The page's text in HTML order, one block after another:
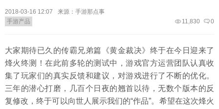
2018-03-16 12:07
来源：手游那点事
手游产品
0
11,830
大家期待已久的传霸兄弟篇《黄金裁决》终于在今日迎来了
烽火终测！在此前多轮的测试中，游戏官方运营团队认真收
集了玩家们的真实反馈和建议，对游戏进行了不断的优化。
三年的潜心打磨，几百个日夜的翘首以待，无数个版本的反
复修改，终于可以向世人展示我们的“作品”。希望在这次烽火